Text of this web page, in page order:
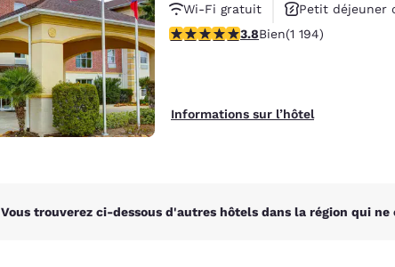
English English
Wi-Fi gratuit
Petit déjeuner
3.76 étoiles. Bien. 1194 commentaires
3.8Bien(1 194)
Informations sur l’hôtel
Vous trouverez ci-dessous d'autres hôtels dans la région qui